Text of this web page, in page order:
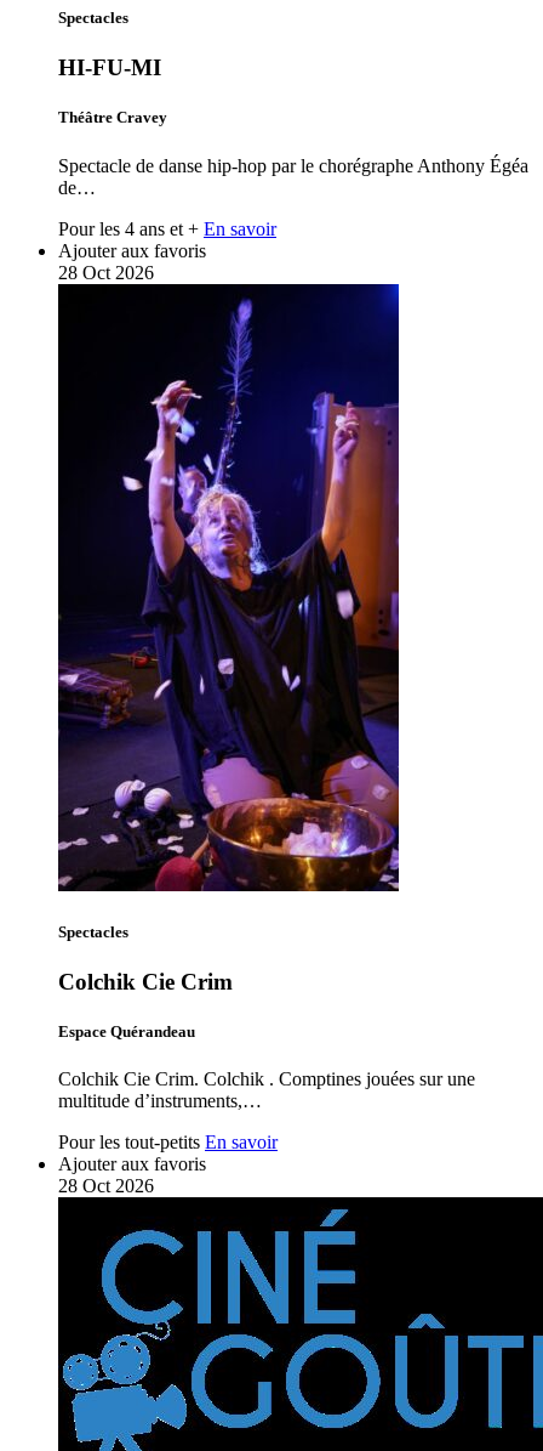
Spectacles
HI-FU-MI
Théâtre Cravey
Spectacle de danse hip-hop par le chorégraphe Anthony Égéa
de…
Pour les 4 ans et + En savoir
Ajouter aux favoris
28 Oct 2026
Spectacles
Colchik Cie Crim
Espace Quérandeau
Colchik Cie Crim. Colchik . Comptines jouées sur une
multitude d’instruments,…
Pour les tout-petits En savoir
Ajouter aux favoris
28 Oct 2026